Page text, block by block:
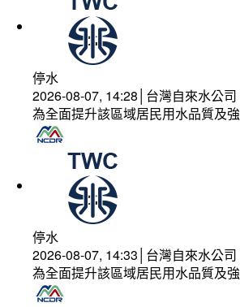
停水
2026-08-07, 14:28│台灣自來水公司
為全面提升該區域居民用水品質及
停水
2026-08-07, 14:33│台灣自來水公司
為全面提升該區域居民用水品質及